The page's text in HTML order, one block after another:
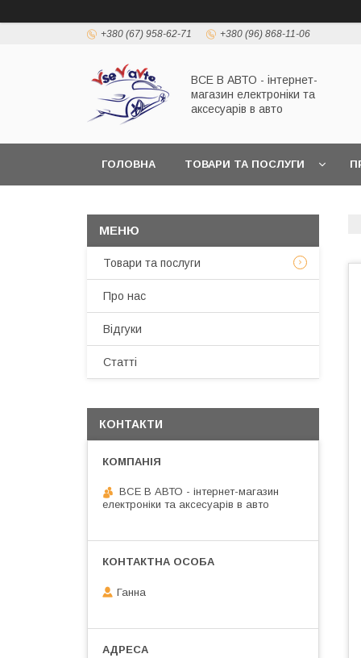
+380 (67) 958-62-71 +380 (96) 868-11-06
ВСЕ В АВТО - інтернет-
магазин електроніки та
аксесуарів в авто
ГОЛОВНА ТОВАРИ ТА ПОСЛУГИ
Товари та послуги
Про нас
Відгуки
Статті
КОНТАКТИ
ВСЕ В АВТО - інтернет-магазин
електроніки та аксесуарів в авто
Ганна